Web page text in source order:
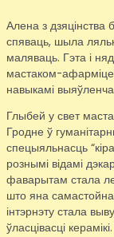
Алена з дзяцінства
спяваць, шыла
маляваць. Гэта і
мастаком-
навыкамі
Глыбей у свет
Гродне ў
спецыяльнасць
рознымі відамі
фаварытам стала
што яна
інтэрнэту стала
ўласцівасці керамікі.